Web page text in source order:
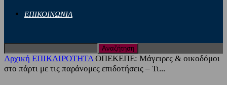
ΕΠΙΚΟΙΝΩΝΙΑ
Αρχική ΕΠΙΚΑΙΡΟΤΗΤΑ ΟΠΕΚΕΠΕ: Μάγειρες & οικοδόμοι
στο πάρτι με τις παράνομες επιδοτήσεις – Τι...